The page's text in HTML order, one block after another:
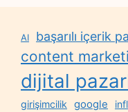
AI başarılı içerik
content
dijital
girişimcilik google